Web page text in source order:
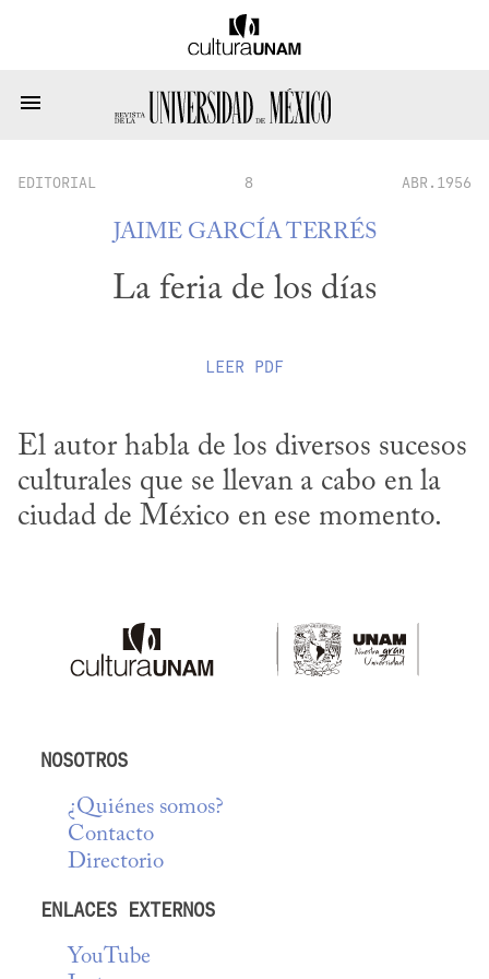
EDITORIAL 8 ABR.1956
JAIME GARCÍA TERRÉS
La feria de los días
LEER PDF
El autor habla de los diversos sucesos
culturales que se llevan a cabo en la
ciudad de México en ese momento.
NOSOTROS
¿Quiénes somos?
Contacto
Directorio
ENLACES EXTERNOS
YouTube